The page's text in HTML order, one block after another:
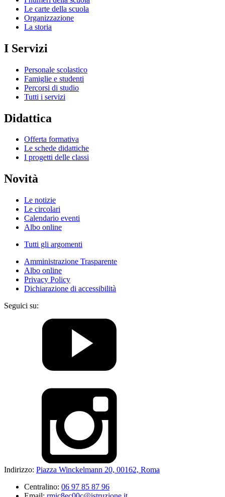
Le carte della scuola
Organizzazione
La storia
I Servizi
Personale scolastico
Famiglie e studenti
Percorsi di studio
Tutti i servizi
Didattica
Offerta formativa
Le schede didattiche
I progetti delle classi
Novità
Le notizie
Le circolari
Calendario eventi
Albo online
Tutti gli argomenti
Amministrazione Trasparente
Albo online
Privacy Policy
Dichiarazione di accessibilità
Seguici su:
Indirizzo: Piazza Winckelmann 20, 00162, Roma
Centralino: 06 97 85 87 96